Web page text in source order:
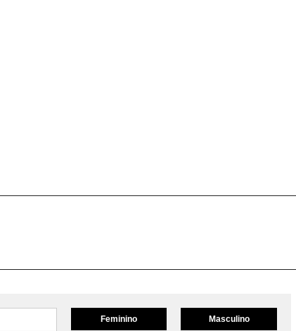
Feminino Masculino